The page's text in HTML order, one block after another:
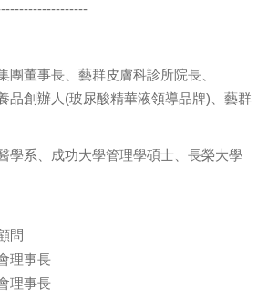
團董事長、藝群皮膚科診所院長、
品創辦人(玻尿酸精華液領導品牌)、藝群
學系、成功大學管理學碩士、長榮大學
問
理事長
理事長